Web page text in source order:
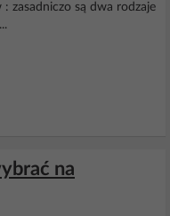
zasadniczo są dwa rodzaje
na